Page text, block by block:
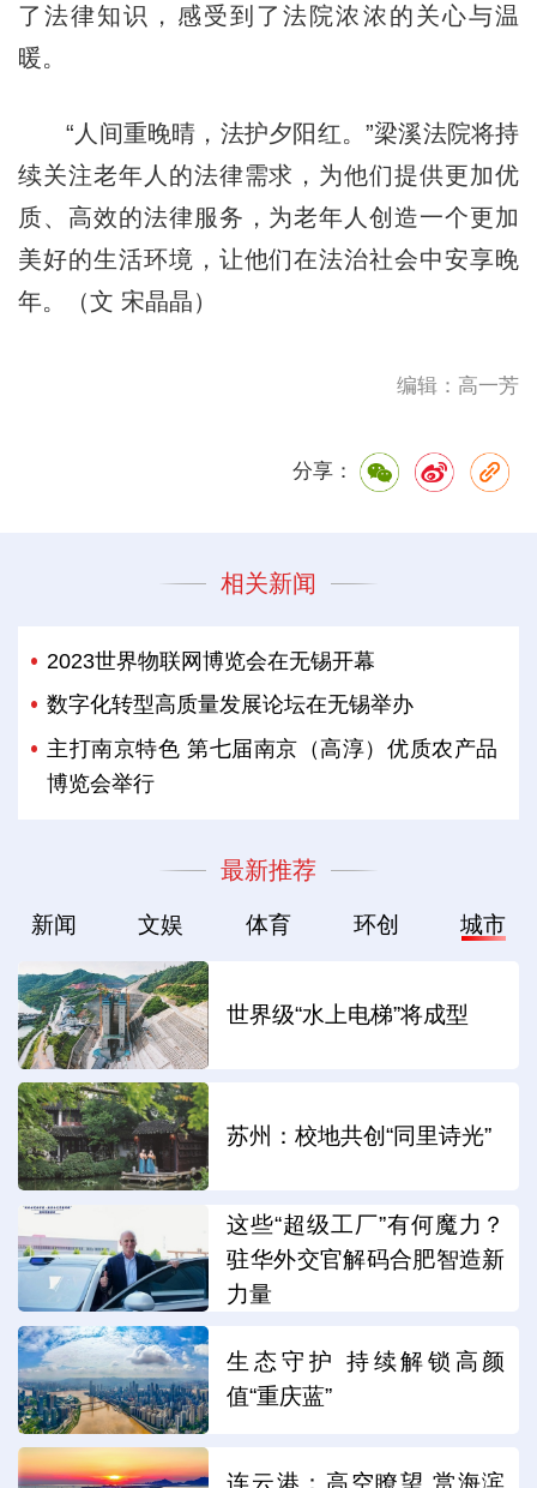
了法律知识，感受到了法院浓浓的关心与温
暖。
“人间重晚晴，法护夕阳红。”梁溪法院将持
续关注老年人的法律需求，为他们提供更加优
质、高效的法律服务，为老年人创造一个更加
美好的生活环境，让他们在法治社会中安享晚
年。（文 宋晶晶）
编辑：高一芳
分享：
相关新闻
2023世界物联网博览会在无锡开幕
数字化转型高质量发展论坛在无锡举办
主打南京特色 第七届南京（高淳）优质农产品
博览会举行
最新推荐
新闻 文娱 体育 环创 城市
世界级“水上电梯”将成型
苏州：校地共创“同里诗光”
这些“超级工厂”有何魔力？
驻华外交官解码合肥智造新
力量
生态守护 持续解锁高颜
值“重庆蓝”